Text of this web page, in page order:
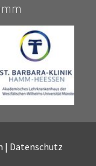
| Datenschutz